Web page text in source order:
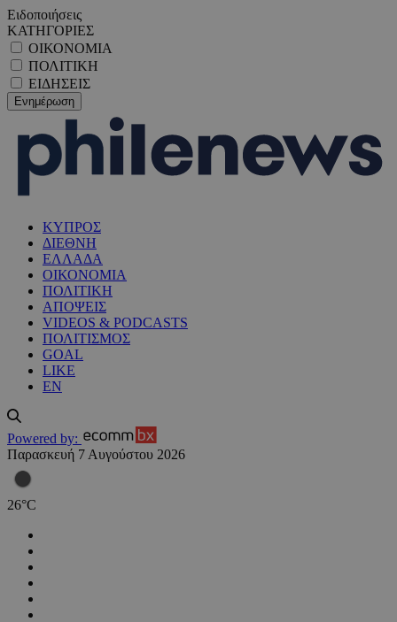
Ειδοποιήσεις
ΚΑΤΗΓΟΡΙΕΣ
ΟΙΚΟΝΟΜΙΑ
ΠΟΛΙΤΙΚΗ
ΕΙΔΗΣΕΙΣ
ΚΥΠΡΟΣ
ΔΙΕΘΝΗ
ΕΛΛΑΔΑ
ΟΙΚΟΝΟΜΙΑ
ΠΟΛΙΤΙΚΗ
ΑΠΟΨΕΙΣ
VIDEOS & PODCASTS
ΠΟΛΙΤΙΣΜΟΣ
GOAL
LIKE
EN
Powered by:
Παρασκευή 7 Αυγούστου 2026
26°C